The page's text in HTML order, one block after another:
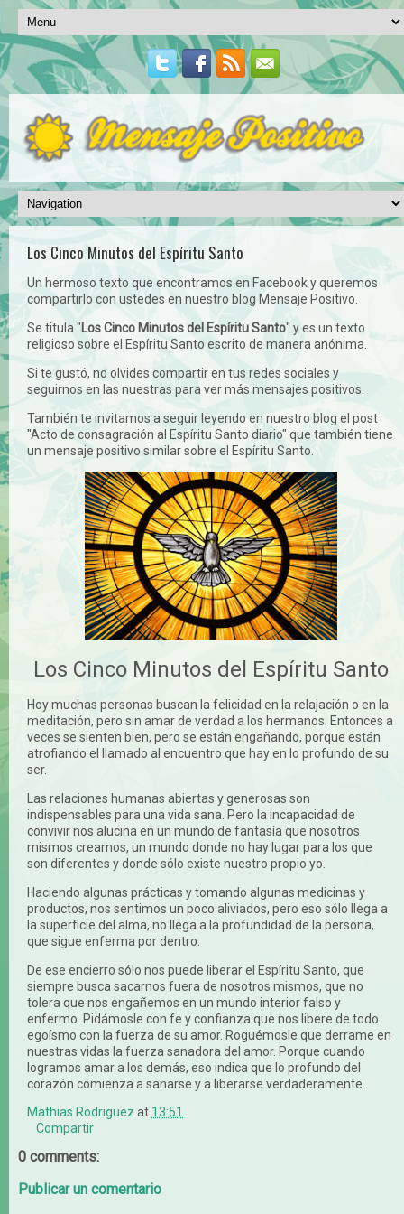
Los Cinco Minutos del Espíritu Santo
Un hermoso texto que encontramos en Facebook y queremos
compartirlo con ustedes en nuestro blog Mensaje Positivo.
Se titula "Los Cinco Minutos del Espíritu Santo" y es un texto
religioso sobre el Espíritu Santo escrito de manera anónima.
Si te gustó, no olvides compartir en tus redes sociales y
seguirnos en las nuestras para ver más mensajes positivos.
También te invitamos a seguir leyendo en nuestro blog el post
"Acto de consagración al Espíritu Santo diario" que también tiene
un mensaje positivo similar sobre el Espíritu Santo.
Los Cinco Minutos del Espíritu Santo
Hoy muchas personas buscan la felicidad en la relajación o en la
meditación, pero sin amar de verdad a los hermanos. Entonces a
veces se sienten bien, pero se están engañando, porque están
atrofiando el llamado al encuentro que hay en lo profundo de su
ser.
Las relaciones humanas abiertas y generosas son
indispensables para una vida sana. Pero la incapacidad de
convivir nos alucina en un mundo de fantasía que nosotros
mismos creamos, un mundo donde no hay lugar para los que
son diferentes y donde sólo existe nuestro propio yo.
Haciendo algunas prácticas y tomando algunas medicinas y
productos, nos sentimos un poco aliviados, pero eso sólo llega a
la superficie del alma, no llega a la profundidad de la persona,
que sigue enferma por dentro.
De ese encierro sólo nos puede liberar el Espíritu Santo, que
siempre busca sacarnos fuera de nosotros mismos, que no
tolera que nos engañemos en un mundo interior falso y
enfermo. Pidámosle con fe y confianza que nos libere de todo
egoísmo con la fuerza de su amor. Roguémosle que derrame en
nuestras vidas la fuerza sanadora del amor. Porque cuando
logramos amar a los demás, eso indica que lo profundo del
corazón comienza a sanarse y a liberarse verdaderamente.
Mathias Rodriguez at 13:51
Compartir
0 comments:
Publicar un comentario